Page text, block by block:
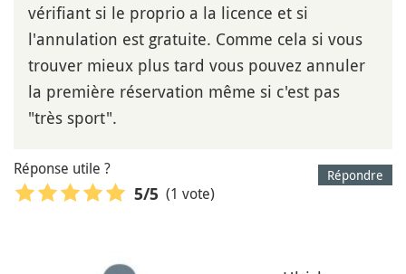
vérifiant si le proprio a la licence et si
l'annulation est gratuite. Comme cela si vous
trouver mieux plus tard vous pouvez annuler
la première réservation même si c'est pas
"très sport".
Répondre
Réponse utile ?
5/5 (1 vote)